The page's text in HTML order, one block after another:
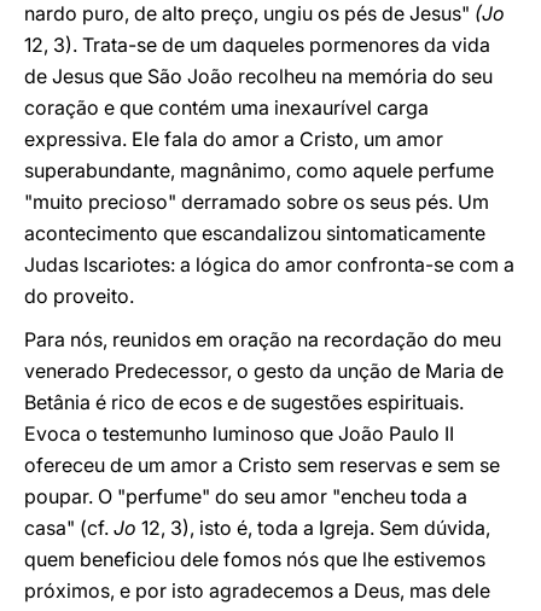
nardo puro, de alto preço, ungiu os pés de Jesus" (Jo
12, 3). Trata-se de um daqueles pormenores da vida
de Jesus que São João recolheu na memória do seu
coração e que contém uma inexaurível carga
expressiva. Ele fala do amor a Cristo, um amor
superabundante, magnânimo, como aquele perfume
"muito precioso" derramado sobre os seus pés. Um
acontecimento que escandalizou sintomaticamente
Judas Iscariotes: a lógica do amor confronta-se com a
do proveito.
Para nós, reunidos em oração na recordação do meu
venerado Predecessor, o gesto da unção de Maria de
Betânia é rico de ecos e de sugestões espirituais.
Evoca o testemunho luminoso que João Paulo II
ofereceu de um amor a Cristo sem reservas e sem se
poupar. O "perfume" do seu amor "encheu toda a
casa" (cf. Jo 12, 3), isto é, toda a Igreja. Sem dúvida,
quem beneficiou dele fomos nós que lhe estivemos
próximos, e por isto agradecemos a Deus, mas dele